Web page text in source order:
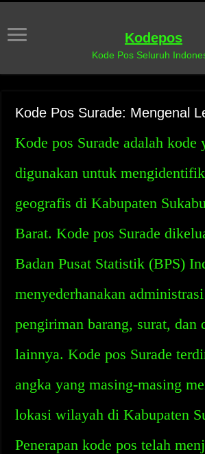
Kodepos
Kode Pos Seluruh
Kode Pos Surade: Mengenal
Kode pos Surade adalah kode
digunakan untuk
geografis di Kabupaten
Barat. Kode pos Surade
Badan Pusat Statistik (BPS)
menyederhanakan
pengiriman barang, surat, dan
lainnya. Kode pos Surade
angka yang masing-masing
lokasi wilayah di Kabupaten
Penerapan kode pos telah